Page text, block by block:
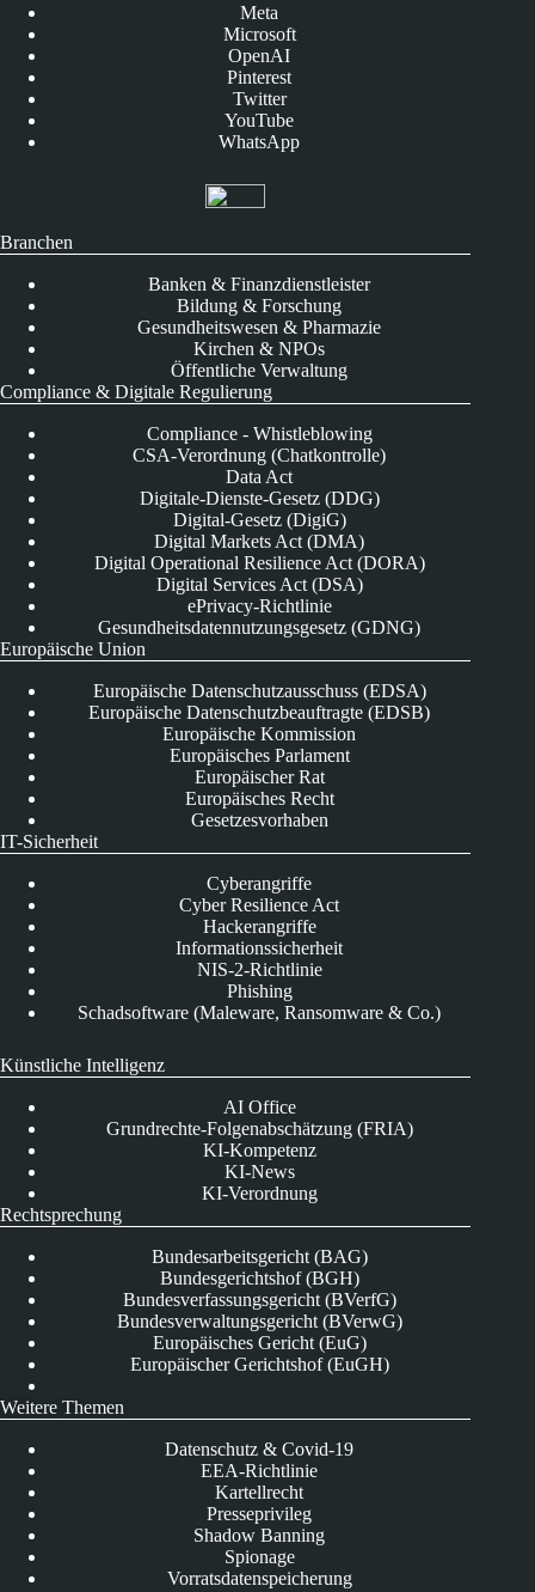
Meta
Microsoft
OpenAI
Pinterest
Twitter
YouTube
WhatsApp
Branchen
Banken & Finanzdienstleister
Bildung & Forschung
Gesundheitswesen & Pharmazie
Kirchen & NPOs
Öffentliche Verwaltung
Compliance & Digitale Regulierung
Compliance - Whistleblowing
CSA-Verordnung (Chatkontrolle)
Data Act
Digitale-Dienste-Gesetz (DDG)
Digital-Gesetz (DigiG)
Digital Markets Act (DMA)
Digital Operational Resilience Act (DORA)
Digital Services Act (DSA)
ePrivacy-Richtlinie
Gesundheitsdatennutzungsgesetz (GDNG)
Europäische Union
Europäische Datenschutzausschuss (EDSA)
Europäische Datenschutzbeauftragte (EDSB)
Europäische Kommission
Europäisches Parlament
Europäischer Rat
Europäisches Recht
Gesetzesvorhaben
IT-Sicherheit
Cyberangriffe
Cyber Resilience Act
Hackerangriffe
Informationssicherheit
NIS-2-Richtlinie
Phishing
Schadsoftware (Maleware, Ransomware & Co.)
Künstliche Intelligenz
AI Office
Grundrechte-Folgenabschätzung (FRIA)
KI-Kompetenz
KI-News
KI-Verordnung
Rechtsprechung
Bundesarbeitsgericht (BAG)
Bundesgerichtshof (BGH)
Bundesverfassungsgericht (BVerfG)
Bundesverwaltungsgericht (BVerwG)
Europäisches Gericht (EuG)
Europäischer Gerichtshof (EuGH)
Weitere Themen
Datenschutz & Covid-19
EEA-Richtlinie
Kartellrecht
Presseprivileg
Shadow Banning
Spionage
Vorratsdatenspeicherung